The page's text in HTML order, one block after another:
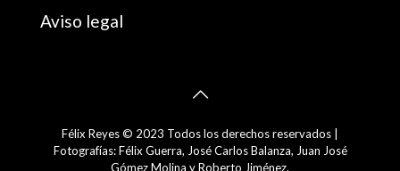
Aviso legal
Félix Reyes © 2023 Todos los derechos reservados |
Fotografías: Félix Guerra, José Carlos Balanza, Juan José
Gómez Molina y Roberto Jiménez.